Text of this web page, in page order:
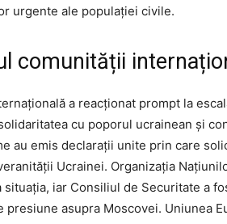
urgente ale populației civile.
comunității
a reacționat prompt la
cu poporul ucrainean și
au emis declarații unite prin care
Ucrainei. Organizația
situația, iar Consiliul de Securitate a
presiune asupra Moscovei. Uniunea